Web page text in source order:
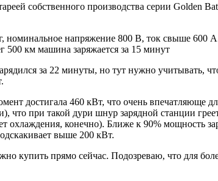
собственного производства серии Golden
номинальное напряжение 800 В, ток свыше 600
км машина заряжается за 15 минут
за 22 минуты, но тут нужно учитывать,
достигала 460 кВт, что очень
что при такой дури шнур зарядной станции
охлаждения, конечно). Ближе к 90% мощность
выше 200 кВт.
купить прямо сейчас. Подозреваю, что для